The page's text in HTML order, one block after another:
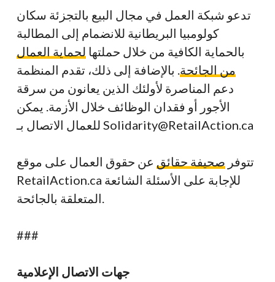
تدعو شبكة العمل في مجال البيع بالتجزئة سكان
كولومبيا البريطانية للانضمام إلى المطالبة
بالحماية الكافية من خلال حملتها لحماية العمال
من الجائحة. بالإضافة إلى ذلك، تقدم المنظمة
دعم المناصرة لأولئك الذين يعانون من سرقة
الأجور أو فقدان الوظائف خلال الأزمة. يمكن
للعمال الاتصال بـ Solidarity@RetailAction.ca
تتوفر صحيفة حقائق عن حقوق العمال على موقع
RetailAction.ca للإجابة على الأسئلة الشائعة
المتعلقة بالجائحة.
###
جهات الاتصال الإعلامية